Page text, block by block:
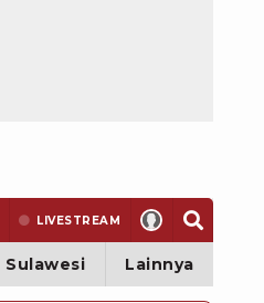
LIVESTREAM
Sulawesi Lainnya